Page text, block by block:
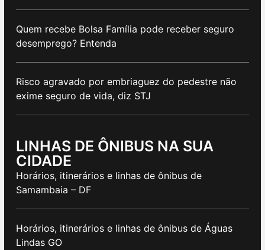
Quem recebe Bolsa Família pode receber seguro
desemprego? Entenda
Risco agravado por embriaguez do pedestre não
exime seguro de vida, diz STJ
LINHAS DE ÔNIBUS NA SUA
CIDADE
Horários, itinerários e linhas de ônibus de
Samambaia – DF
Horários, itinerários e linhas de ônibus de Águas
Lindas GO